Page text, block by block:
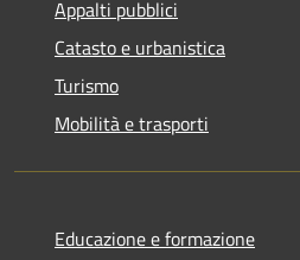
Appalti pubblici
Catasto e urbanistica
Turismo
Mobilità e trasporti
Educazione e formazione